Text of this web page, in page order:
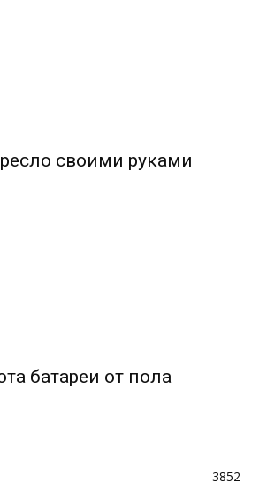
своими руками
батареи от пола
3852